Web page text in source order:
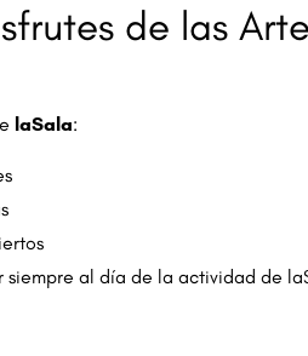
de las
laSala:
siempre al día de la actividad de